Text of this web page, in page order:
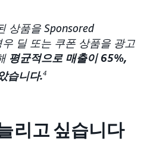
상품을 Sponsored
딜 또는 쿠폰 상품을 광고
평균적으로 매출이 65%,
습니다.4
리고 싶습니다